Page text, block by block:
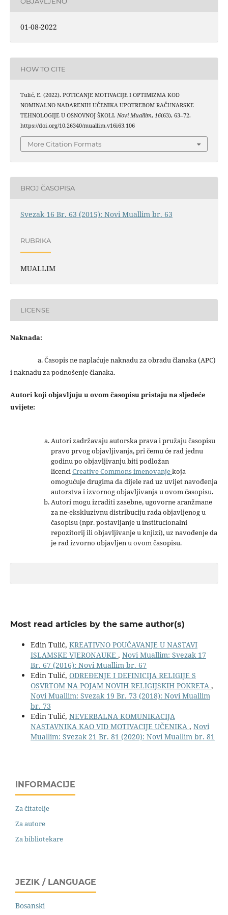
01-08-2022
HOW TO CITE
Tulić, E. (2022). POTICANJE MOTIVACIJE I OPTIMIZMA KOD
NOMINALNO NADARENIH UČENIKA UPOTREBOM RAČUNARSKE
TEHNOLOGIJE U OSNOVNOJ ŠKOLI. Novi Muallim, 16(63), 63–72.
https://doi.org/10.26340/muallim.v16i63.106
More Citation Formats
BROJ ČASOPISA
Svezak 16 Br. 63 (2015): Novi Muallim br. 63
RUBRIKA
MUALLIM
LICENSE
Naknada:
a. Časopis ne naplaćuje naknadu za obradu članaka (APC)
i naknadu za podnošenje članaka.
Autori koji objavljuju u ovom časopisu pristaju na sljedeće
uvijete:
Autori zadržavaju autorska prava i pružaju časopisu
pravo prvog objavljivanja, pri čemu će rad jednu
godinu po objavljivanju biti podložan
licenciCreative Commons imenovanjekoja
omogućuje drugima da dijele rad uz uvijet navođenja
autorstva i izvornog objavljivanja u ovom časopisu.
Autori mogu izraditi zasebne, ugovorne aranžmane
za ne-ekskluzivnu distribuciju rada objavljenog u
časopisu (npr. postavljanje u institucionalni
repozitorij ili objavljivanje u knjizi), uz navođenje da
je rad izvorno objavljen u ovom časopisu.
Most read articles by the same author(s)
Edin Tulić, KREATIVNO POUČAVANJE U NASTAVI
ISLAMSKE VJERONAUKE , Novi Muallim: Svezak 17
Br. 67 (2016): Novi Muallim br. 67
Edin Tulić, ODREĐENJE I DEFINICIJA RELIGIJE S
OSVRTOM NA POJAM NOVIH RELIGIJSKIH POKRETA ,
Novi Muallim: Svezak 19 Br. 73 (2018): Novi Muallim
br. 73
Edin Tulić, NEVERBALNA KOMUNIKACIJA
NASTAVNIKA KAO VID MOTIVACIJE UČENIKA , Novi
Muallim: Svezak 21 Br. 81 (2020): Novi Muallim br. 81
INFORMACIJE
Za čitatelje
Za autore
Za bibliotekare
JEZIK / LANGUAGE
Bosanski